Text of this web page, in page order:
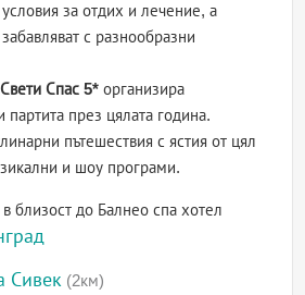
за отдих и лечение, а
с разнообразни
Спас 5* организира
партита през цялата година.
пътешествия с ястия от цял
и шоу програми.
близост до Балнео спа хотел
Сивек (2км)